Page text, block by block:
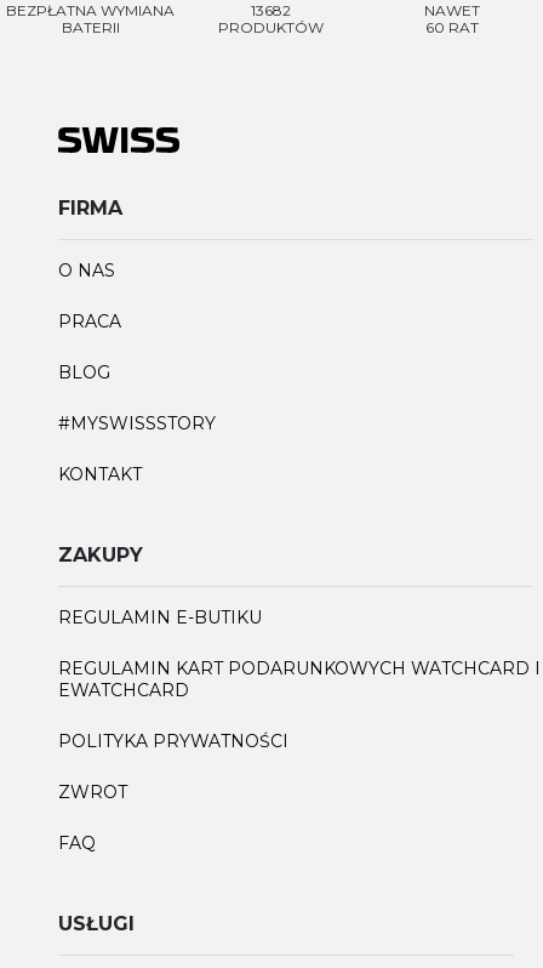
BEZPŁATNA WYMIANA
BATERII
13682
PRODUKTÓW
NAWET
60 RAT
FIRMA
O NAS
PRACA
BLOG
#MYSWISSSTORY
KONTAKT
ZAKUPY
REGULAMIN E-BUTIKU
REGULAMIN KART PODARUNKOWYCH WATCHCARD I
EWATCHCARD
POLITYKA PRYWATNOŚCI
ZWROT
FAQ
USŁUGI